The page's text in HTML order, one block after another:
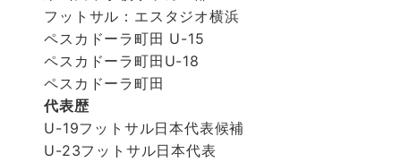
フットサル：エスタジオ横浜
ペスカドーラ町田 U-15
ペスカドーラ町田U-18
ペスカドーラ町田
代表歴
U-19フットサル日本代表候補
U-23フットサル日本代表